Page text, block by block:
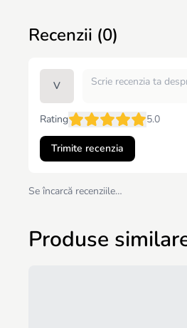
Recenzii (0)
V
Rating 5.0
Trimite recenzia
Se încarcă recenziile…
Produse